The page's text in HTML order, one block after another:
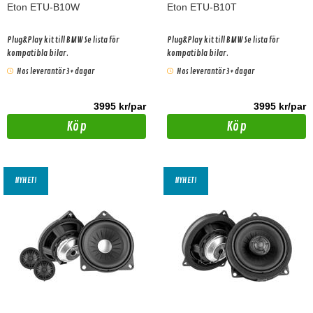
Eton ETU-B10W
Plug&Play kit till BMW Se lista för
kompatibla bilar.
Hos leverantör 3+ dagar
3995 kr/par
Köp
Eton ETU-B10T
Plug&Play kit till BMW Se lista för
kompatibla bilar.
Hos leverantör 3+ dagar
3995 kr/par
Köp
NYHET! NYHET!